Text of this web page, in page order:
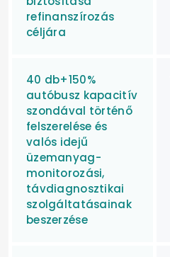
refinanszírozás
céljára
40 db+150%
autóbusz kapacitív
szondával történő
felszerelése és
valós idejű
üzemanyag-
monitorozási,
távdiagnosztikai
szolgáltatásainak
beszerzése